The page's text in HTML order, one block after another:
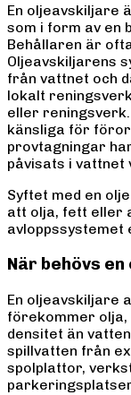
En oljeavskiljare
som i form av en
Behållaren är
Oljeavskiljarens
från vattnet och
lokalt
eller
känsliga för
provtagningar
påvisats i vattnet
Syftet med en
att olja, fett eller
avloppssystemet
När behövs
En oljeavskiljare
förekommer olja,
densitet än
spillvatten från
spolplattor,